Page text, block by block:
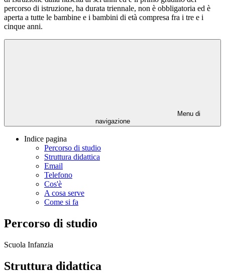
percorso di istruzione, ha durata triennale, non è obbligatoria ed è
aperta a tutte le bambine e i bambini di età compresa fra i tre e i
cinque anni.
Menu di
navigazione
Indice pagina
Percorso di studio
Struttura didattica
Email
Telefono
Cos'è
A cosa serve
Come si fa
Percorso di studio
Scuola Infanzia
Struttura didattica